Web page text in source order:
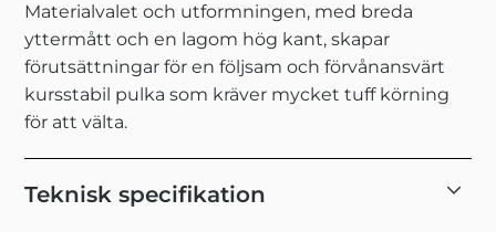
Materialvalet och utformningen, med breda
yttermått och en lagom hög kant, skapar
förutsättningar för en följsam och förvånansvärt
kursstabil pulka som kräver mycket tuff körning
för att välta.
Teknisk specifikation